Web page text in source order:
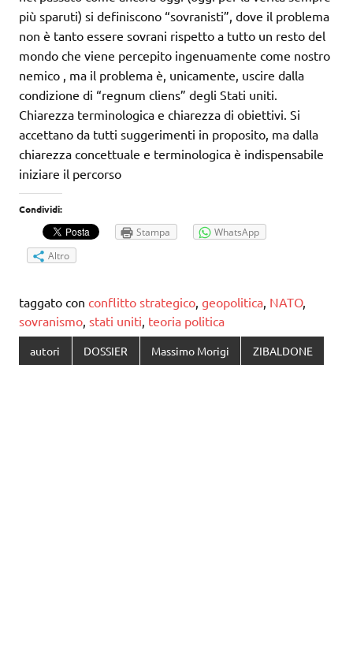
più sparuti) si definiscono “sovranisti”, dove il problema
non è tanto essere sovrani rispetto a tutto un resto del
mondo che viene percepito ingenuamente come nostro
nemico , ma il problema è, unicamente, uscire dalla
condizione di “regnum cliens” degli Stati uniti.
Chiarezza terminologica e chiarezza di obiettivi. Si
accettano da tutti suggerimenti in proposito, ma dalla
chiarezza concettuale e terminologica è indispensabile
iniziare il percorso
Condividi:
Stampa
WhatsApp
Altro
taggato con conflitto strategico, geopolitica, NATO,
sovranismo, stati uniti, teoria politica
autori DOSSIER Massimo Morigi ZIBALDONE